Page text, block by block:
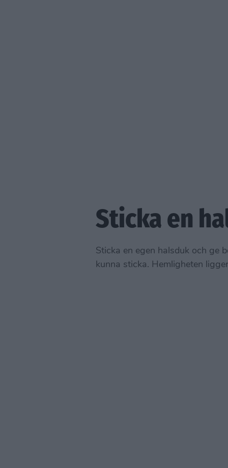
Sticka en
Sticka en egen halsduk och ge
kunna sticka. Hemligheten